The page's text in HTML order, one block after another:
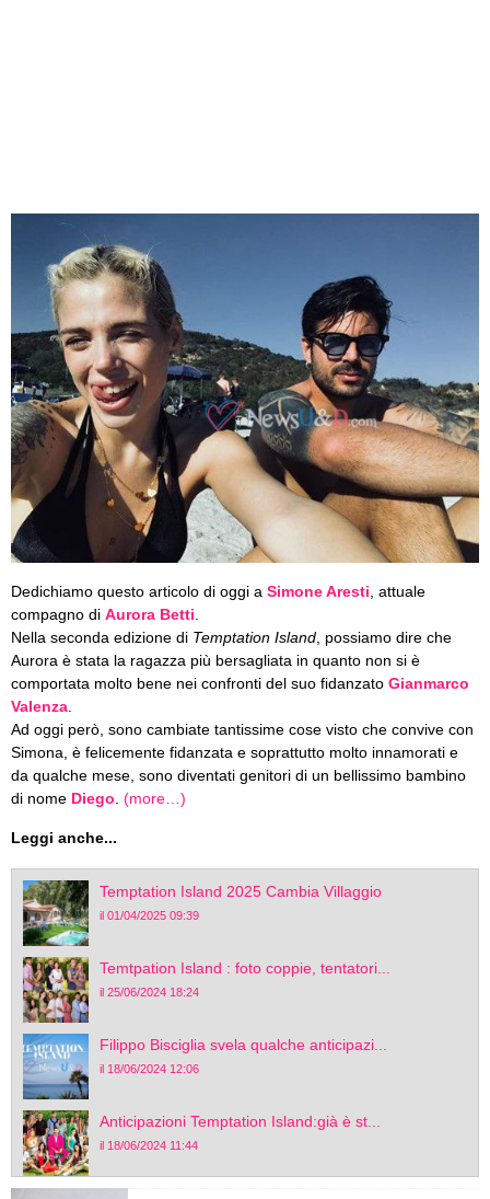
Dedichiamo questo articolo di oggi a Simone Aresti , attuale
compagno di Aurora Betti
Nella seconda edizione di Temptation Island , possiamo dire che
Aurora è stata la ragazza più bersagliata in quanto non si è
comportata molto bene nei confronti del suo fidanzato Gianmarco
Valenza
Ad oggi però, sono cambiate tantissime cose visto che convive con
Simona, è felicemente fidanzata e soprattutto molto innamorati e
da qualche mese, sono diventati genitori di un bellissimo bambino
di nome Diego (more…)
Leggi anche...
Temptation Island 2025 Cambia Villaggio
il 01/04/2025 09:39
Temtpation Island : foto coppie, tentatori...
il 25/06/2024 18:24
Filippo Bisciglia svela qualche anticipazi...
il 18/06/2024 12:06
Anticipazioni Temptation Island:già è st...
il 18/06/2024 11:44